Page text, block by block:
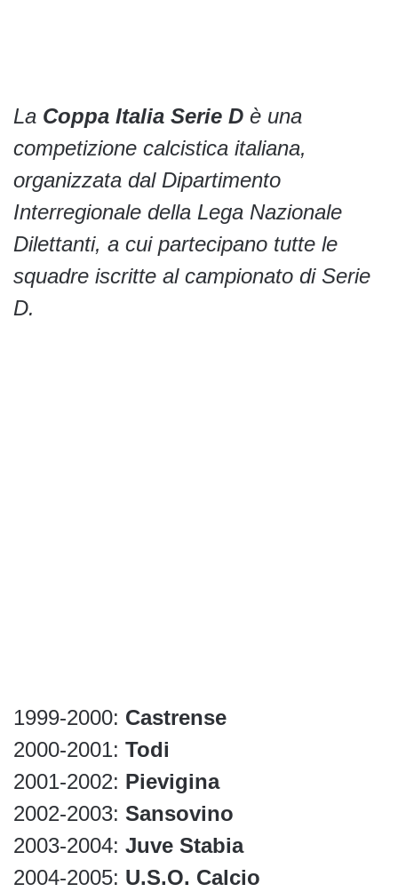
La Coppa Italia Serie D è una
competizione calcistica italiana,
organizzata dal Dipartimento
Interregionale della Lega Nazionale
Dilettanti, a cui partecipano tutte le
squadre iscritte al campionato di Serie
D.
1999-2000: Castrense
2000-2001: Todi
2001-2002: Pievigina
2002-2003: Sansovino
2003-2004: Juve Stabia
2004-2005: U.S.O. Calcio